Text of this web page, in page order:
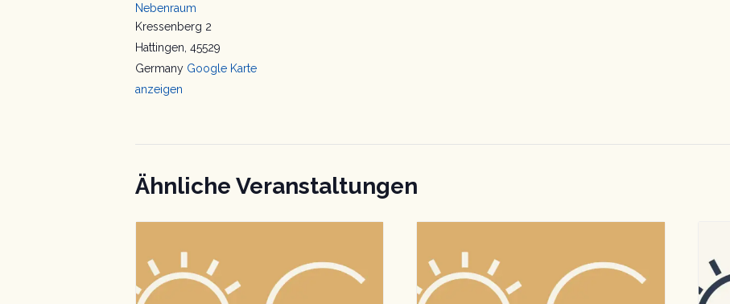
Nebenraum
Kressenberg 2
Hattingen 45529
Germany Google Karte
anzeigen
Ähnliche Veranstaltungen